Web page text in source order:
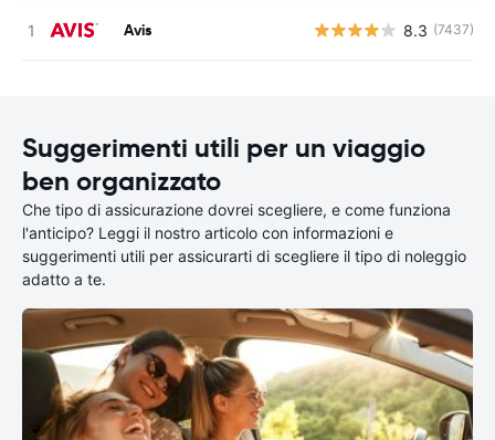
Avis 8.3 (7437)
Suggerimenti utili per un viaggio
ben organizzato
Che tipo di assicurazione dovrei scegliere, e come funziona
l'anticipo? Leggi il nostro articolo con informazioni e
suggerimenti utili per assicurarti di scegliere il tipo di noleggio
adatto a te.